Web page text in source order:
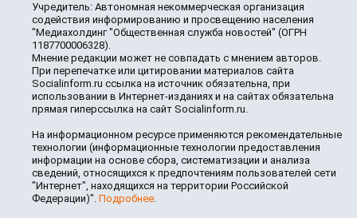
Учредитель: Автономная некоммерческая организация
содействия информированию и просвещению населения
"Медиахолдинг "Общественная служба новостей" (ОГРН
1187700006328).
Мнение редакции может не совпадать с мнением авторов.
При перепечатке или цитировании материалов сайта
Socialinform.ru ссылка на источник обязательна, при
использовании в Интернет-изданиях и на сайтах обязательна
прямая гиперссылка на сайт Socialinform.ru.
На информационном ресурсе применяются рекомендательные
технологии (информационные технологии предоставления
информации на основе сбора, систематизации и анализа
сведений, относящихся к предпочтениям пользователей сети
"Интернет", находящихся на территории Российской
Федерации)". Подробнее.